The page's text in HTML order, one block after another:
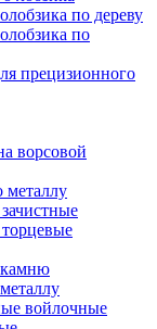
по дереву
по
прецизионного
ворсовой
металлу
камню
войлочные